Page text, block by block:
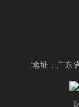
地址：广东